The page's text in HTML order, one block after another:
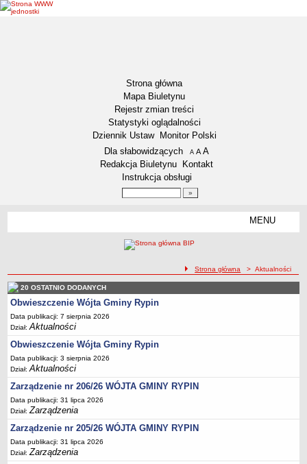
Strona główna
Mapa Biuletynu
Rejestr zmian treści
Statystyki oglądalności
Dziennik Ustaw
Monitor Polski
Menu dodatkowe
Dla słabowidzących A pomniejsz czcionkę
A standardowy rozmiar czcionki
A
Redakcja Biuletynu
Kontakt
Instrukcja obsługi
MENU
Lokalizacja
Insygnia gminy
Dane statystyczne
Zadania publiczne
Związki i stowarzyszenia
Realizacja zadań publicznych
Rejestr zbiorów danych osobowych
Rejestr instytucji kultury
RODO Klauzule informacyjne
AKTUALNOŚCI I OGŁOSZENIA
URZĄD GMINY
ścieżka nawigacji
Strona główna > Aktualności
20 OSTATNIO DODANYCH
Obwieszczenie Wójta Gminy Rypin
Data publikacji: 7 sierpnia 2026
Dział:Aktualności
Obwieszczenie Wójta Gminy Rypin
Data publikacji: 3 sierpnia 2026
Dział:Aktualności
Zarządzenie nr 206/26 WÓJTA GMINY RYPIN
Data publikacji: 31 lipca 2026
Dział:Zarządzenia
Zarządzenie nr 205/26 WÓJTA GMINY RYPIN
Data publikacji: 31 lipca 2026
Dział:Zarządzenia